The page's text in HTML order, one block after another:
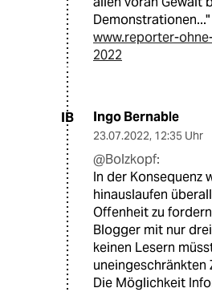
Demonstrationen..."
www.reporter-
2022
IB Ingo Bernable
23.07.2022, 12:35 Uhr
@Bolzkopf:
In der Konsequenz
hinauslaufen
Offenheit zu
Blogger mit nur
keinen Lesern
uneingeschränkten
Die Möglichkeit